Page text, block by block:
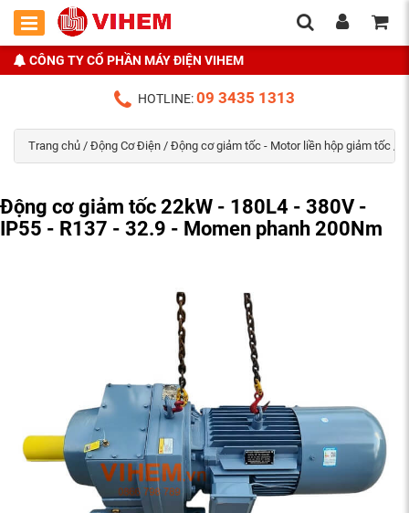
CÔNG TY CỔ PHẦN MÁY ĐIỆN VIHEM
HOTLINE:09 3435 1313
Trang chủ / Động Cơ Điện / Động cơ giảm tốc - Motor liền hộp giảm tốc /
Động cơ giảm tốc 22kW - 180L4 - 380V -
IP55 - R137 - 32.9 - Momen phanh 200Nm